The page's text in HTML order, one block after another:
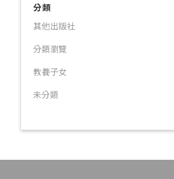
分類
其他出版社
分類瀏覽
教養子女
未分類